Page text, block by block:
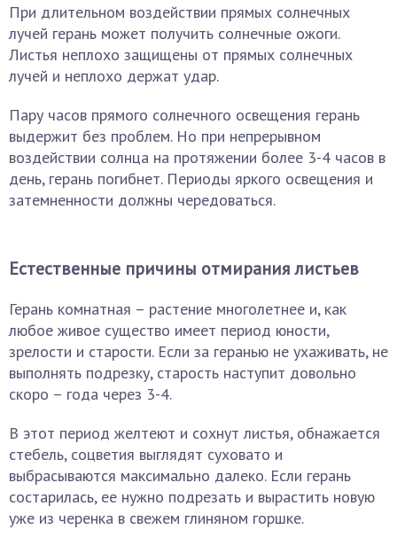
При длительном воздействии прямых солнечных
лучей герань может получить солнечные ожоги.
Листья неплохо защищены от прямых солнечных
лучей и неплохо держат удар.
Пару часов прямого солнечного освещения герань
выдержит без проблем. Но при непрерывном
воздействии солнца на протяжении более 3-4 часов в
день, герань погибнет. Периоды яркого освещения и
затемненности должны чередоваться.
Естественные причины отмирания листьев
Герань комнатная – растение многолетнее и, как
любое живое существо имеет период юности,
зрелости и старости. Если за геранью не ухаживать, не
выполнять подрезку, старость наступит довольно
скоро – года через 3-4.
В этот период желтеют и сохнут листья, обнажается
стебель, соцветия выглядят суховато и
выбрасываются максимально далеко. Если герань
состарилась, ее нужно подрезать и вырастить новую
уже из черенка в свежем глиняном горшке.